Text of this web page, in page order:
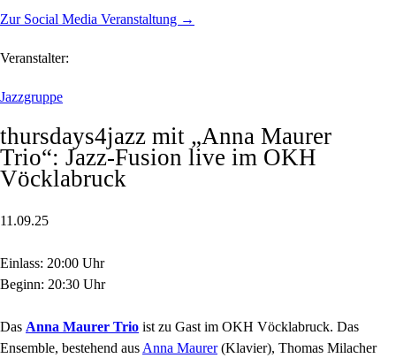
Zur Social Media Veranstaltung →
Veranstalter:
Jazzgruppe
thursdays4jazz mit „Anna Maurer
Trio“: Jazz-Fusion live im OKH
Vöcklabruck
11.09.25
Einlass: 20:00 Uhr
Beginn: 20:30 Uhr
Das Anna Maurer Trio ist zu Gast im OKH Vöcklabruck. Das
Ensemble, bestehend aus Anna Maurer(Klavier), Thomas Milacher